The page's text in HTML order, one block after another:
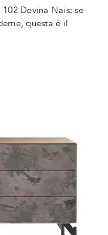
Devina Nais: se
questa è il